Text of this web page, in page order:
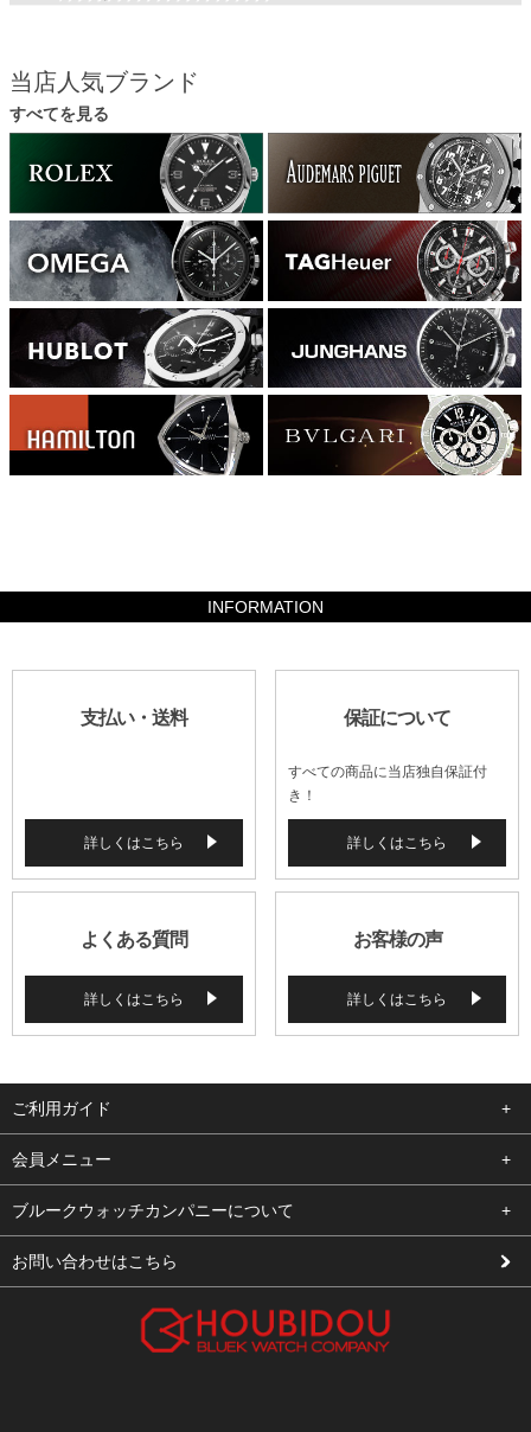
当店人気ブランド
すべてを見る
INFORMATION
支払い・送料
詳しくはこちら
保証について
すべての商品に当店独自保証付
き！
詳しくはこちら
よくある質問
詳しくはこちら
お客様の声
詳しくはこちら
ご利用ガイド
よくある質問
支払い・送料
修理依頼
会員メニュー
ログイン
お気に入り
ブルークウォッチカンパニーについて
会社概要
お問い合わせはこちら